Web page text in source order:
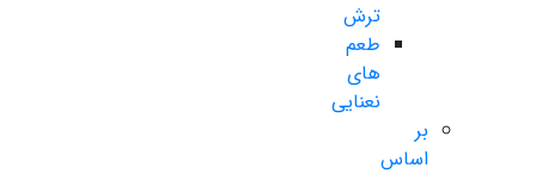
ترش
طعم
های
نعنایی
بر
اساس